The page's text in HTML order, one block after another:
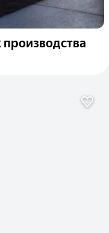
производства